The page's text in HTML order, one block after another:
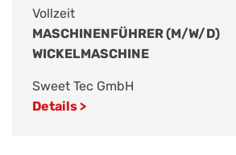
Vollzeit
MASCHINENFÜHRER (M/W/D)
WICKELMASCHINE
Sweet Tec GmbH
Details >